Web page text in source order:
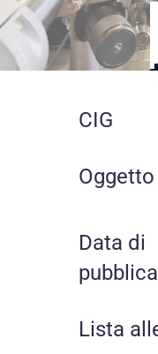
CIG
Oggetto
Data di
Lista